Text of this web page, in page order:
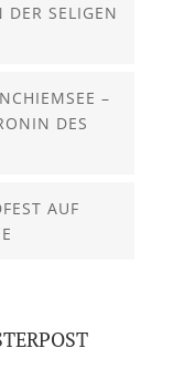
DER SELIGEN
–
DES
AUF